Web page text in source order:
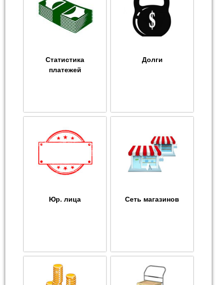
Статистика
платежей
Долги
Юр. лица Сеть магазинов